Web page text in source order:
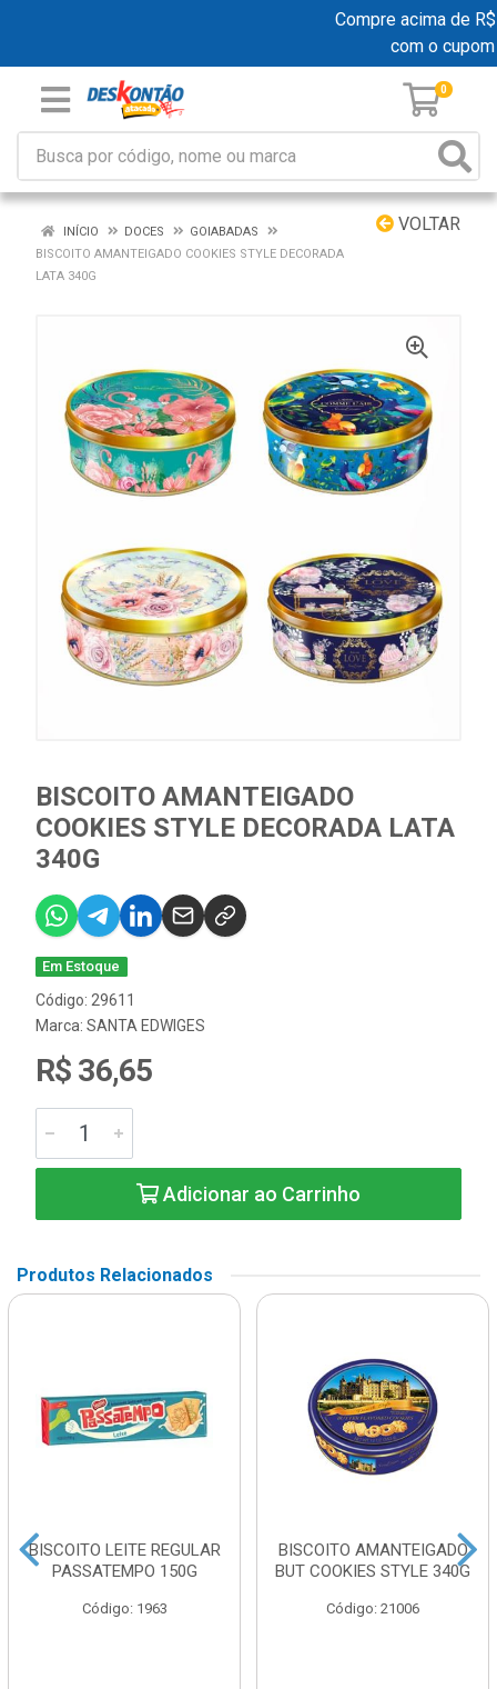
Compre acima de
com o cupom
0
VOLTAR
INÍCIO DOCES
GOIABADAS
BISCOITO AMANTEIGADO COOKIES STYLE DECORADA
LATA 340G
BISCOITO AMANTEIGADO
COOKIES STYLE DECORADA LATA
340G
Em Estoque
Código: 29611
Marca: SANTA EDWIGES
R$ 36,65
Adicionar ao Carrinho
Produtos Relacionados
BISCOITO LEITE REGULAR
PASSATEMPO 150G
Código: 1963
BISCOITO AMANTEIGADO
BUT COOKIES STYLE 340G
Código: 21006